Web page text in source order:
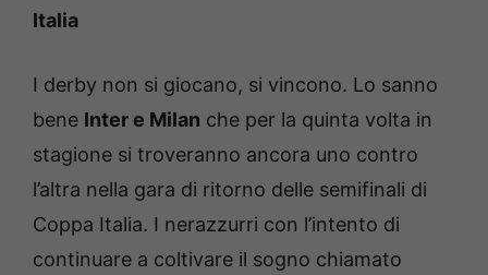
Italia
I derby non si giocano, si vincono. Lo sanno
bene Inter e Milan che per la quinta volta in
stagione si troveranno ancora uno contro
l’altra nella gara di ritorno delle semifinali di
Coppa Italia. I nerazzurri con l’intento di
continuare a coltivare il sogno chiamato